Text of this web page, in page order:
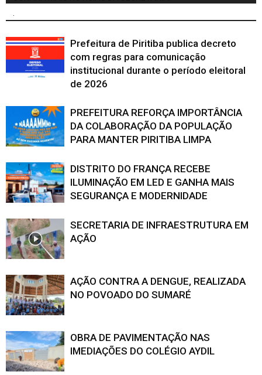
Prefeitura de Piritiba publica decreto
com regras para comunicação
institucional durante o período eleitoral
de 2026
PREFEITURA REFORÇA IMPORTÂNCIA
DA COLABORAÇÃO DA POPULAÇÃO
PARA MANTER PIRITIBA LIMPA
DISTRITO DO FRANÇA RECEBE
ILUMINAÇÃO EM LED E GANHA MAIS
SEGURANÇA E MODERNIDADE
SECRETARIA DE INFRAESTRUTURA EM
AÇÃO
AÇÃO CONTRA A DENGUE, REALIZADA
NO POVOADO DO SUMARÉ
OBRA DE PAVIMENTAÇÃO NAS
IMEDIAÇÕES DO COLÉGIO AYDIL